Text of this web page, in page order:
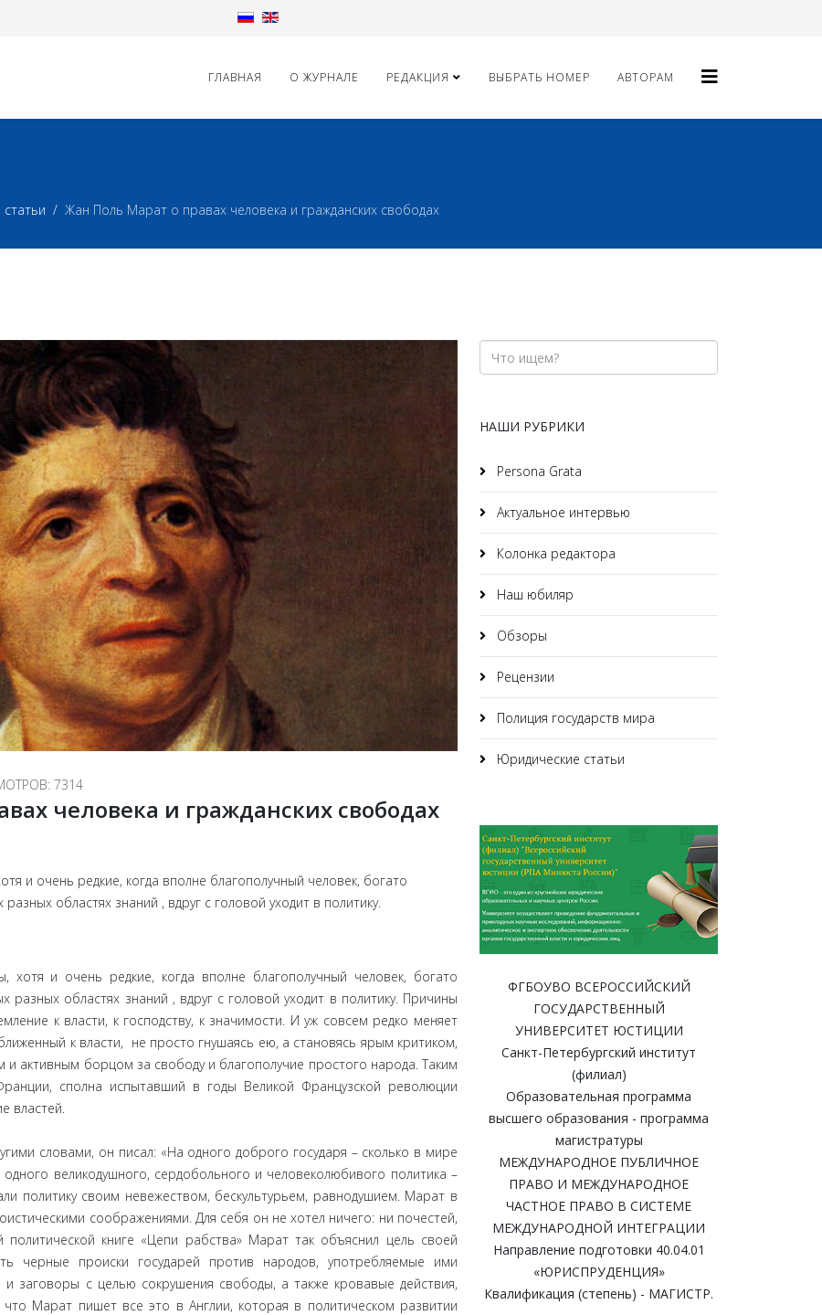
ГЛАВНАЯ О ЖУРНАЛЕ РЕДАКЦИЯ ВЫБРАТЬ НОМЕР АВТОРАМ
Жан Поль Марат о правах человека и гражданских свободах
7314
человека и гражданских свободах
и очень редкие, когда вполне благополучный человек, богато
областях знаний , вдруг с головой уходит в политику.
хотя и очень редкие, когда вполне благополучный человек, богато
областях знаний , вдруг с головой уходит в политику. Причины
к власти, к господству, к значимости. И уж совсем редко меняет
к власти, не просто гнушаясь ею, а становясь ярым критиком,
активным борцом за свободу и благополучие простого народа. Таким
сполна испытавший в годы Великой Французской революции
властей.
словами, он писал: «На одного доброго государя – сколько в мире
великодушного, сердобольного и человеколюбивого политика –
политику своим невежеством, бескультурьем, равнодушием. Марат в
соображениями. Для себя он не хотел ничего: ни почестей,
книге «Цепи рабства» Марат так объяснил цель своей
черные происки государей против народов, употребляемые ими
заговоры с целью сокрушения свободы, а также кровавые действия,
Марат пишет все это в Англии, которая в политическом развитии
НАШИ РУБРИКИ
Persona Grata
Актуальное интервью
Колонка редактора
Наш юбиляр
Обзоры
Рецензии
Полиция государств мира
Юридические статьи
ФГБОУВО ВСЕРОССИЙСКИЙ
ГОСУДАРСТВЕННЫЙ
УНИВЕРСИТЕТ ЮСТИЦИИ
Санкт-Петербургский институт
(филиал)
Образовательная программа
высшего образования - программа
магистратуры
МЕЖДУНАРОДНОЕ ПУБЛИЧНОЕ
ПРАВО И МЕЖДУНАРОДНОЕ
ЧАСТНОЕ ПРАВО В СИСТЕМЕ
МЕЖДУНАРОДНОЙ ИНТЕГРАЦИИ
Направление подготовки 40.04.01
«ЮРИСПРУДЕНЦИЯ»
Квалификация (степень) - МАГИСТР.